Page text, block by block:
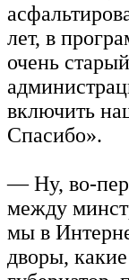
лет, в
очень
включить
Спасибо».
— Ну, во-
между
мы в
дворы,